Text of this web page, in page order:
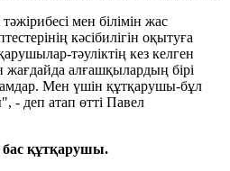
мен білімін жас
кәсібилігін оқытуға
тәуліктің кез келген
алғашқылардың бірі
Мен үшін құтқарушы-бұл
- деп атап өтті Павел
құтқарушы.